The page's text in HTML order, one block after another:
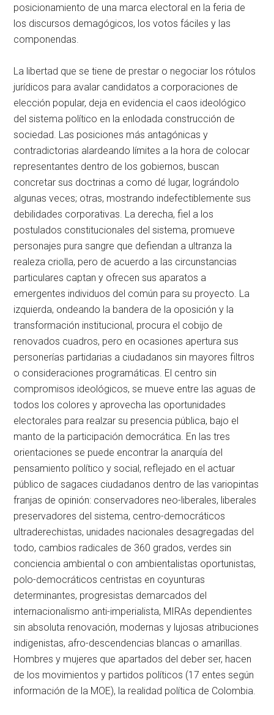
posicionamiento de una marca electoral en la feria de
los discursos demagógicos, los votos fáciles y las
componendas.
La libertad que se tiene de prestar o negociar los rótulos
jurídicos para avalar candidatos a corporaciones de
elección popular, deja en evidencia el caos ideológico
del sistema político en la enlodada construcción de
sociedad. Las posiciones más antagónicas y
contradictorias alardeando límites a la hora de colocar
representantes dentro de los gobiernos, buscan
concretar sus doctrinas a como dé lugar, lográndolo
algunas veces; otras, mostrando indefectiblemente sus
debilidades corporativas. La derecha, fiel a los
postulados constitucionales del sistema, promueve
personajes pura sangre que defiendan a ultranza la
realeza criolla, pero de acuerdo a las circunstancias
particulares captan y ofrecen sus aparatos a
emergentes individuos del común para su proyecto. La
izquierda, ondeando la bandera de la oposición y la
transformación institucional, procura el cobijo de
renovados cuadros, pero en ocasiones apertura sus
personerías partidarias a ciudadanos sin mayores filtros
o consideraciones programáticas. El centro sin
compromisos ideológicos, se mueve entre las aguas de
todos los colores y aprovecha las oportunidades
electorales para realzar su presencia pública, bajo el
manto de la participación democrática. En las tres
orientaciones se puede encontrar la anarquía del
pensamiento político y social, reflejado en el actuar
público de sagaces ciudadanos dentro de las variopintas
franjas de opinión: conservadores neo-liberales, liberales
preservadores del sistema, centro-democráticos
ultraderechistas, unidades nacionales desagregadas del
todo, cambios radicales de 360 grados, verdes sin
conciencia ambiental o con ambientalistas oportunistas,
polo-democráticos centristas en coyunturas
determinantes, progresistas demarcados del
internacionalismo anti-imperialista, MIRAs dependientes
sin absoluta renovación, modernas y lujosas atribuciones
indigenistas, afro-descendencias blancas o amarillas.
Hombres y mujeres que apartados del deber ser, hacen
de los movimientos y partidos políticos (17 entes según
información de la MOE), la realidad política de Colombia.